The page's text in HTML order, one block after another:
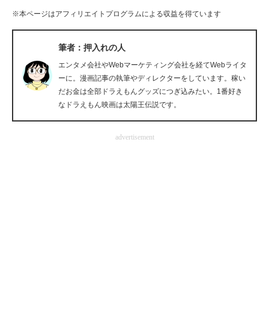
モノづくり技術者専門サイト
電子設計の基本と応用
エネルギーの専門メディア
ちょっと気になるネットの話題
※本ページはアフィリエイトプログラムによる収益を得ています
筆者：押入れの人
エンタメ会社やWebマーケティング会社を経てWebライタ
ーに。漫画記事の執筆やディレクターをしています。稼い
だお金は全部ドラえもんグッズにつぎ込みたい。1番好き
なドラえもん映画は太陽王伝説です。
advertisement